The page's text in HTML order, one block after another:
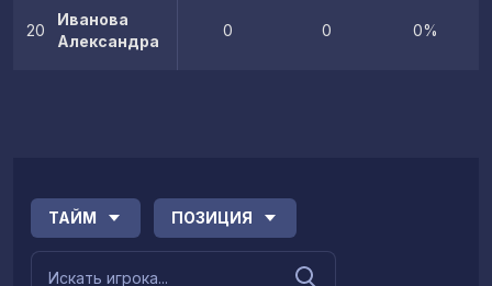
20
Иванова
Александра
0 0 0%
ТАЙМ ПОЗИЦИЯ